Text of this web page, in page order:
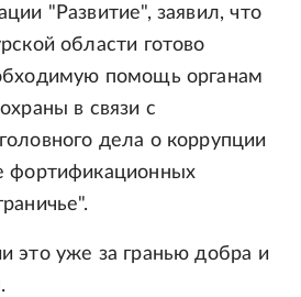
"Развитие", заявил, что
области готово
помощь органам
в связи с
дела о коррупции
фортификационных
это уже за гранью добра и